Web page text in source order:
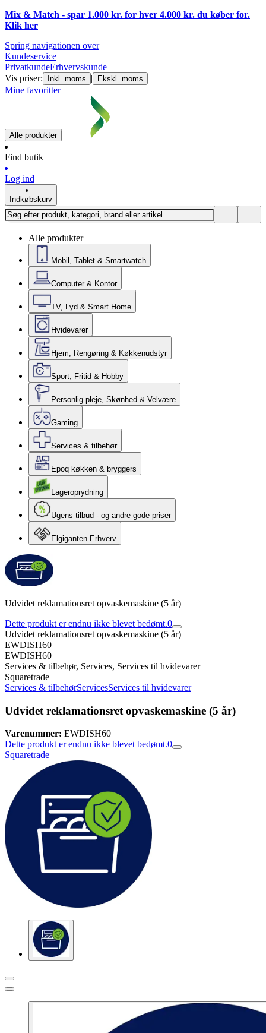
Mix & Match - spar 1.000 kr. for hver 4.000 kr. du køber for.
Klik her
Spring navigationen over
Kundeservice
PrivatkundeErhvervskunde
Vis priser:
Inkl. moms | Ekskl. moms
Mine favoritter
Alle produkter
Find butik
Log ind
Indkøbskurv
Alle produkter
Mobil, Tablet & Smartwatch
Computer & Kontor
TV, Lyd & Smart Home
Hvidevarer
Hjem, Rengøring & Køkkenudstyr
Sport, Fritid & Hobby
Personlig pleje, Skønhed & Velvære
Gaming
Services & tilbehør
Epoq køkken & bryggers
Lageroprydning
Ugens tilbud - og andre gode priser
Elgiganten Erhverv
Udvidet reklamationsret opvaskemaskine (5 år)
Dette produkt er endnu ikke blevet bedømt.0
Udvidet reklamationsret opvaskemaskine (5 år)
EWDISH60
EWDISH60
Services & tilbehør, Services, Services til hvidevarer
Squaretrade
Services & tilbehørServicesServices til hvidevarer
Udvidet reklamationsret opvaskemaskine (5 år)
Varenummer: EWDISH60
Dette produkt er endnu ikke blevet bedømt.0
Squaretrade